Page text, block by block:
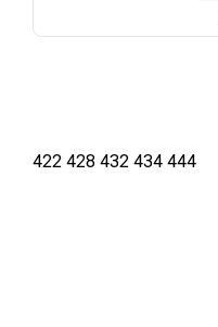
422 428 432 434 444